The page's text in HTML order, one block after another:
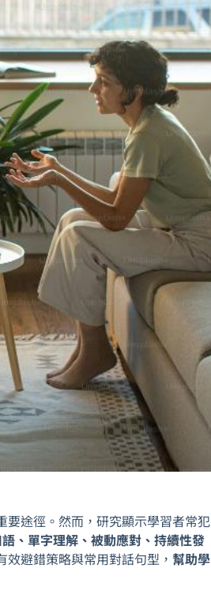
要途徑。然而，研究顯示學習者常犯
、單字理解、被動應對、持續性發
效避錯策略與常用對話句型， 幫助學